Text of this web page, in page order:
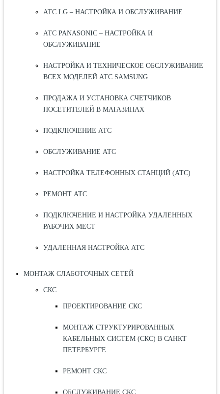
АТС LG – НАСТРОЙКА И ОБСЛУЖИВАНИЕ
АТС PANASONIC – НАСТРОЙКА И
ОБСЛУЖИВАНИЕ
НАСТРОЙКА И ТЕХНИЧЕСКОЕ ОБСЛУЖИВАНИЕ
ВСЕХ МОДЕЛЕЙ АТС SAMSUNG
ПРОДАЖА И УСТАНОВКА СЧЕТЧИКОВ
ПОСЕТИТЕЛЕЙ В МАГАЗИНАХ
ПОДКЛЮЧЕНИЕ АТС
ОБСЛУЖИВАНИЕ АТС
НАСТРОЙКА ТЕЛЕФОННЫХ СТАНЦИЙ (АТС)
РЕМОНТ АТС
ПОДКЛЮЧЕНИЕ И НАСТРОЙКА УДАЛЕННЫХ
РАБОЧИХ МЕСТ
УДАЛЕННАЯ НАСТРОЙКА АТС
МОНТАЖ СЛАБОТОЧНЫХ СЕТЕЙ
СКС
ПРОЕКТИРОВАНИЕ СКС
МОНТАЖ СТРУКТУРИРОВАННЫХ
КАБЕЛЬНЫХ СИСТЕМ (СКС) В САНКТ
ПЕТЕРБУРГЕ
РЕМОНТ СКС
ОБСЛУЖИВАНИЕ СКС